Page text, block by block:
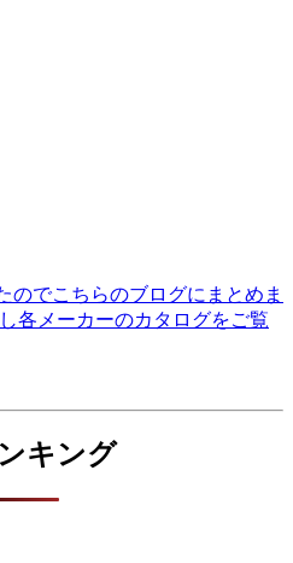
のでこちらのブログにまとめま
各メーカーのカタログをご覧
キング